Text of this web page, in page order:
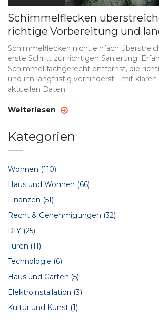
Schimmelflecken
richtige Vorbereitung und
Vorbeugung an Wänden
Schimmelflecken nicht einfach
erste Schritt zur richtigen Sanierung.
Schimmel fachgerecht entfernst, die
und ihn langfristig verhinderst - mit
aktuellen Daten.
Weiterlesen
Kategorien
Wohnen (110)
Haus und Wohnen (66)
Finanzen (51)
Recht & Genehmigungen (32)
DIY (25)
Türen (11)
Technologie (6)
Haus und Garten (5)
Elektroinstallation (3)
Kultur und Kunst (1)